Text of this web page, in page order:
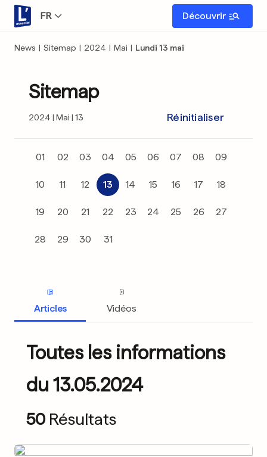
FR Découvrir
News | Sitemap | 2024 | Mai | Lundi 13 mai
Sitemap
2024 Mai 13 Réinitialiser
01 02 03 04 05 06 07 08 09
10 11 12 13 14 15 16 17 18
19 20 21 22 23 24 25 26 27
28 29 30 31
Articles Vidéos
Toutes les informations
du 13.05.2024
50 Résultats